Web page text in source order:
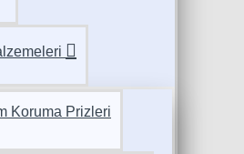
Koruma Prizleri